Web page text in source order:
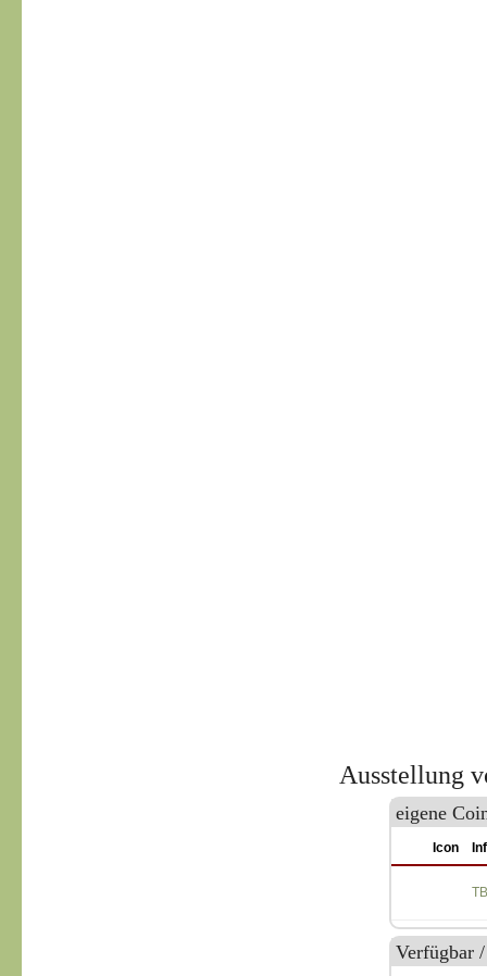
Ausstellung
eigene
Icon
Verfügbar